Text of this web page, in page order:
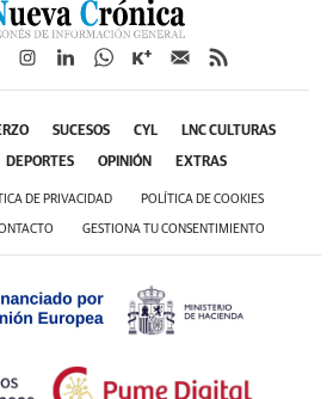
SUCESOS CYL LNC CULTURAS
DEPORTES OPINIÓN EXTRAS
DE PRIVACIDAD POLÍTICA DE COOKIES
GESTIONA TU CONSENTIMIENTO